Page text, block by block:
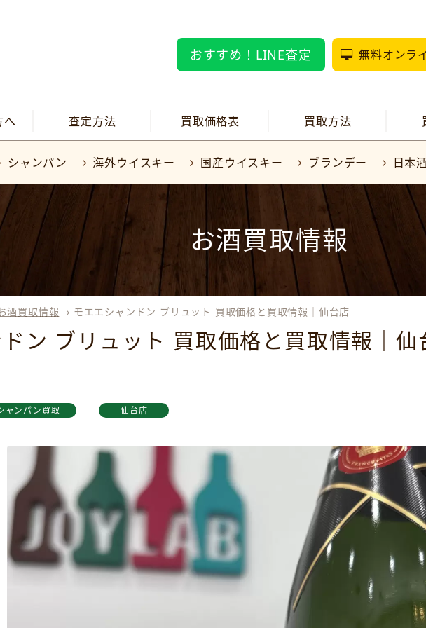
おすすめ！LINE査定 無料オンラ
へ 査定方法 買取価格表 買取方法
シャンパン 海外ウイスキー 国産ウイスキー ブランデー 日本
お酒買取情報
酒買取情報 › モエエシャンドン ブリュット 買取価格と買取情報｜仙台店
ン ブリュット 買取価格と買取情報｜仙
ャンパン買取 仙台店